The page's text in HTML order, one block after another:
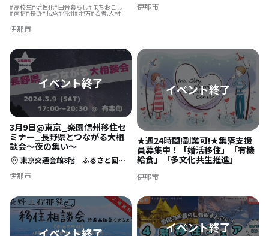
高校生 活性化 田舎暮らし まちおこし
南信 長野 伝承 信州 地方 若者.人材
伊那市
伊那市
3月9日@東京_楽園信州移住セ
ミナー_長野県とつながる大相
談会～夜の集い～
東京交通会館8階 ふるさと回帰支援センター セミナールームC,D
伊那市
★週24時間!副業可!★集落支援
員募集中！「婚活移住」「有機
給食」「多文化共生推進」
伊那市